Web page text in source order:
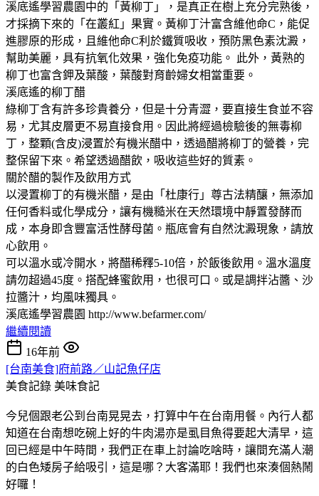
溪底遙學習農園中的「黃柳丁」，是真正在樹上充分完熟後，
才採摘下來的「在叢紅」果實。黃柳丁汁富含維他命C，能促
進膠原的形成，且維他命C利於鐵質吸收，預防黑色素沈澱，
幫助美麗，具有抗氧化效果，強化免疫功能。 此外，黃熟的
柳丁也富含鉀及葉酸，葉酸對育齡婦女相當重要。
溪底遙的柳丁醋
綠柳丁含有許多珍貴養分，但是十分青澀，要直接生食並不容
易，尤其皮層更不易直接食用。因此將經過檢驗後的無毒柳
丁，整顆(含皮)浸置於有機米醋中，透過醋將柳丁的營養，完
整保留下來。希望透過醋飲，吸收這些好的質素。
關於醋的製作及飲用方式
以浸置柳丁的有機米醋，是由「杜康行」尊古法精釀，無添加
任何香料或化學成分，讓有機糙米在天然環境中靜置發酵而
成，本身即含豐富活性酵母菌。瓶底會有自然沈澱現象，請放
心飲用。
可以溫水或冷開水，將醋稀釋5-10倍，於飯後飲用。溫水溫度
請勿超過45度。搭配蜂蜜飲用，也很可口。或是調拌沾醬、沙
拉醬汁，均風味獨具。
溪底遙學習農園 http://www.befarmer.com/
繼續閱讀
16年前
[台南美食]府前路／山記魚仔店
美食記錄 美味食記
今兒個跟老公到台南晃晃去，打算中午在台南用餐。內行人都
知道在台南想吃碗上好的牛肉湯亦是虱目魚得要起大清早，這
回已經是中午時間，我們正在車上討論吃啥時，讓間充滿人潮
的白色矮房子給吸引，這是哪？大客滿耶！我們也來湊個熱鬧
好囉！